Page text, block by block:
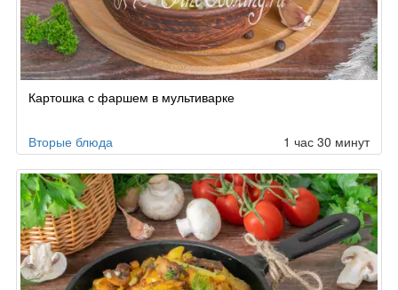
Картошка с фаршем в мультиварке
Вторые блюда 1 час 30 минут